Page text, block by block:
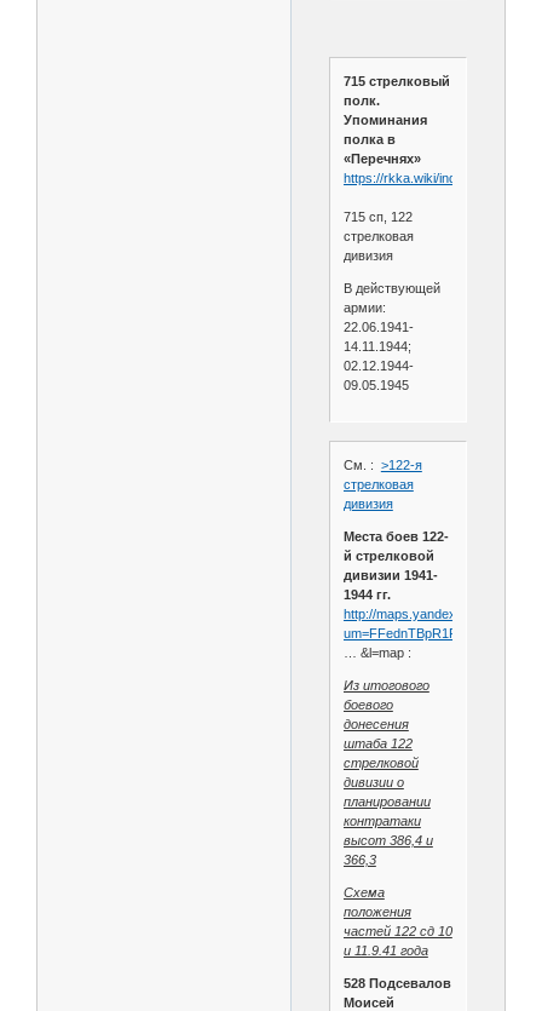
715 стрелковый
полк.
Упоминания
полка в
«Перечнях»
https://rkka.wiki/index.php/
715 сп, 122
стрелковая
дивизия
В действующей
армии:
22.06.1941-
14.11.1944;
02.12.1944-
09.05.1945
См. : >122-я
стрелковая
дивизия
Места боев 122-
й стрелковой
дивизии 1941-
1944 гг.
http://maps.yandex.ru/?
um=FFednTBpR1R3d
… &l=map :
Из итогового
боевого
донесения
штаба 122
стрелковой
дивизии о
планировании
контратаки
высот 386,4 и
366,3
Схема
положения
частей 122 сд 10
и 11.9.41 года
528 Подсевалов
Моисей